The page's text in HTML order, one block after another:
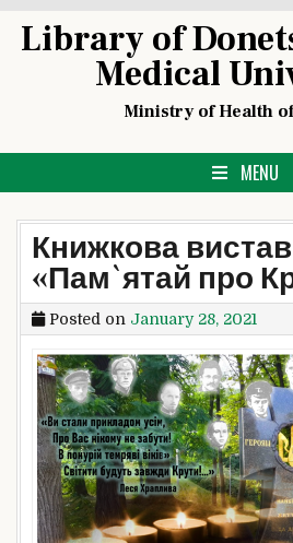
Library of
Medical
Ministry of Health
MENU
Книжкова
«Пам`ятай про
Posted on January 28, 2021